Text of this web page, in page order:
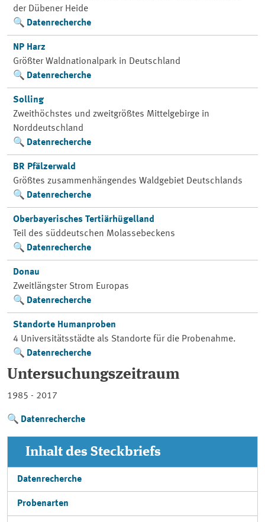
der Dübener Heide
Datenrecherche
NP Harz
Größter Waldnationalpark in Deutschland
Datenrecherche
Solling
Zweithöchstes und zweitgrößtes Mittelgebirge in
Norddeutschland
Datenrecherche
BR Pfälzerwald
Größtes zusammenhängendes Waldgebiet Deutschlands
Datenrecherche
Oberbayerisches Tertiärhügelland
Teil des süddeutschen Molassebeckens
Datenrecherche
Donau
Zweitlängster Strom Europas
Datenrecherche
Standorte Humanproben
4 Universitätsstädte als Standorte für die Probenahme.
Datenrecherche
Untersuchungszeitraum
1985 - 2017
Datenrecherche
Inhalt des Steckbriefs
Datenrecherche
Probenarten